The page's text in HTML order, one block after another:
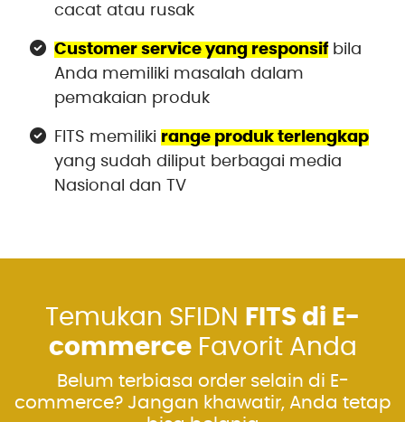
cacat atau rusak
Customer service yang responsifbila
Anda memiliki masalah dalam
pemakaian produk
FITS memiliki range produk terlengkap
yang sudah diliput berbagai media
Nasional dan TV
Temukan SFIDN
FITS di E-
commerceFavorit Anda
Belum terbiasa order selain di E-
commerce? Jangan khawatir, Anda tetap